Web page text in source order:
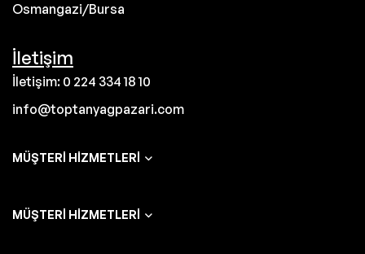
Osmangazi/Bursa
İletişim
İletişim: 0 224 334 18 10
info@toptanyagpazari.com
MÜŞTERI HIZMETLERI
MÜŞTERI HIZMETLERI